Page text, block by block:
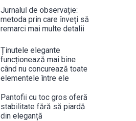
Jurnalul de observație:
metoda prin care înveți să
remarci mai multe detalii
Ținutele elegante
funcționează mai bine
când nu concurează toate
elementele între ele
Pantofii cu toc gros oferă
stabilitate fără să piardă
din eleganță